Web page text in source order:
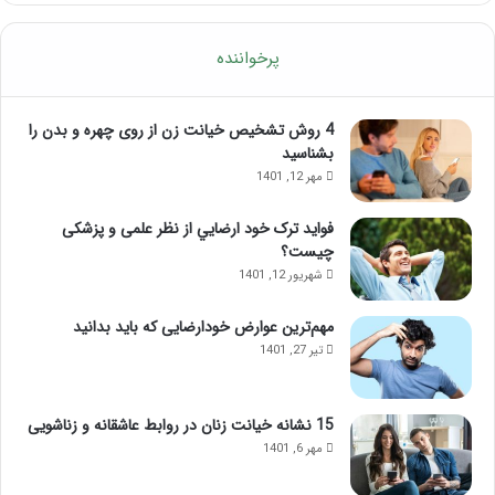
پرخواننده
4 روش تشخیص خیانت زن از روی چهره و بدن را
بشناسید
مهر 12, 1401
فواید ترک خود ارضايي از نظر علمی و پزشکی
چیست؟
شهریور 12, 1401
مهم‌ترین عوارض خودارضایی که باید بدانید
تیر 27, 1401
15 نشانه خیانت زنان در روابط عاشقانه و زناشویی
مهر 6, 1401